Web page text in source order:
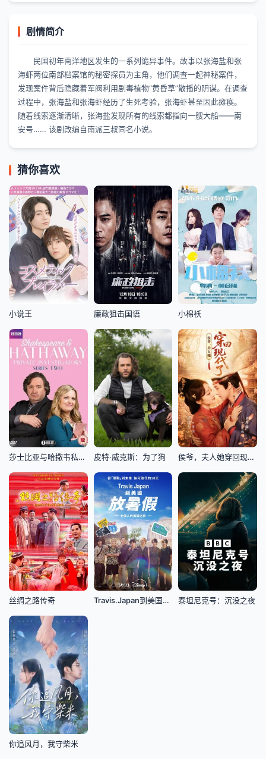
剧情简介
民国初年南洋地区发生的一系列诡异事件。故事以张海盐和张
海虾两位南部档案馆的秘密探员为主角，他们调查一起神秘案件，
发现案件背后隐藏着军阀利用剧毒植物“黄昏草”散播的阴谋。在调查
过程中，张海盐和张海虾经历了生死考验，张海虾甚至因此瘫痪。
随着线索逐渐清晰，张海盐发现所有的线索都指向一艘大船——南
安号…… 该剧改编自南派三叔同名小说。
猜你喜欢
小说王 廉政狙击国语 小棉袄
莎士比亚与哈撒韦私人调查员第二季 皮特·威克斯：为了狗 侯爷，夫人她穿回现代了
丝绸之路传奇 Travis.Japan到美国放暑假 泰坦尼克号：沉没之夜
你追风月，我守柴米